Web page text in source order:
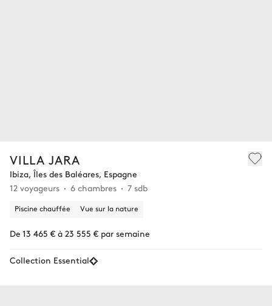
VILLA JARA
Ibiza, Îles des Baléares, Espagne
12 voyageurs
6 chambres 7 sdb
Piscine chauffée Vue sur la nature
De 13 465 € à 23 555 € par semaine
Collection Essential